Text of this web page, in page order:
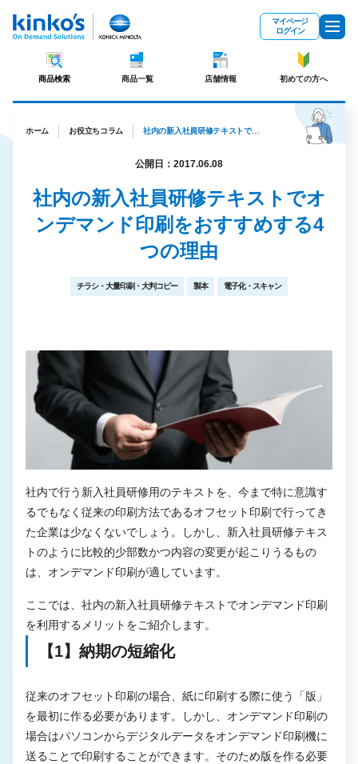
マイページ
ログイン
商品検索 商品一覧 店舗情報 初めての方へ
ホーム お役立ちコラム 社内の新入社員研修テキストでオンデマンド印刷をおすすめする4つの理由
公開日：2017.06.08
社内の新入社員研修テキストでオ
ンデマンド印刷をおすすめする4
つの理由
チラシ・大量印刷・大判コピー 製本 電子化・スキャン
社内で行う新入社員研修用のテキストを、今まで特に意識す
るでもなく従来の印刷方法であるオフセット印刷で行ってき
た企業は少なくないでしょう。しかし、新入社員研修テキス
トのように比較的少部数かつ内容の変更が起こりうるもの
は、オンデマンド印刷が適しています。
ここでは、社内の新入社員研修テキストでオンデマンド印刷
を利用するメリットをご紹介します。
【1】納期の短縮化
従来のオフセット印刷の場合、紙に印刷する際に使う「版」
を最初に作る必要があります。しかし、オンデマンド印刷の
場合はパソコンからデジタルデータをオンデマンド印刷機に
送ることで印刷することができます。そのため版を作る必要